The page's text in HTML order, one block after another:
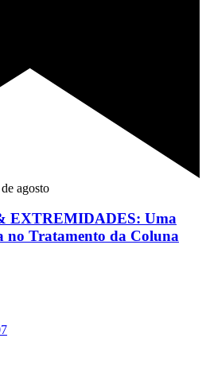
agosto
EXTREMIDADES: Uma
no Tratamento da Coluna